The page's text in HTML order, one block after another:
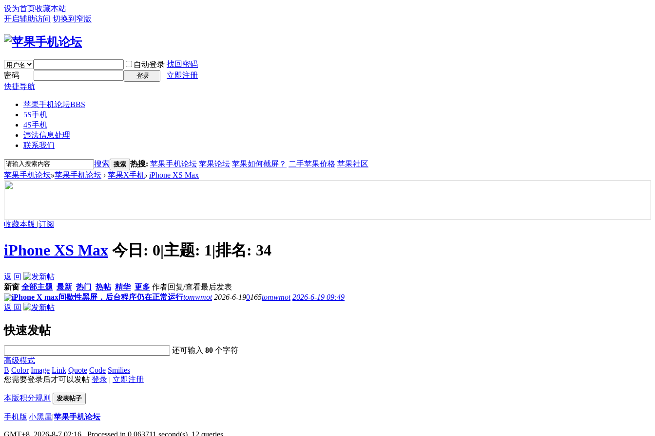
设为首页收藏本站
开启辅助访问 切换到窄版
自动登录 找回密码
密码
登录
立即注册
快捷导航
苹果手机论坛BBS
5S手机
4S手机
违法信息处理
联系我们
搜索 搜索 热搜: 苹果手机论坛 苹果论坛 苹果如何截屏？ 二手苹果价格 苹果社区
苹果手机论坛»苹果手机论坛 › 苹果X手机› iPhone XS Max
收藏本版 |订阅
iPhone XS Max 今日: 0|主题: 1|排名: 34
返 回
新窗 全部主题 最新 热门 热帖 精华 更多 作者回复/查看最后发表
iPhone X max间歇性黑屏，后台程序仍在正常运行tomwmot 2026-6-190165tomwmot 2026-6-19 09:49
返 回
快速发帖
还可输入80 个字符
高级模式
B Color Image Link Quote Code Smilies
您需要登录后才可以发帖 登录 | 立即注册
本版积分规则 发表帖子
手机版|小黑屋|苹果手机论坛
GMT+8, 2026-8-7 02:16 , Processed in 0.063711 second(s), 12 queries .